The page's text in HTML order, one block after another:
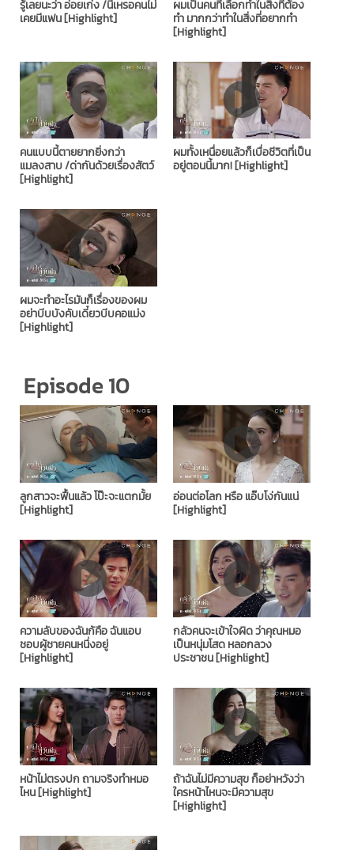
รู้เลยนะว่า อ่อยเก่ง /นี่เหรอคนไม่
เคยมีแฟน [Highlight]
ผมเป็นคนที่เลือกทำในสิ่งที่ต้อง
ทำ มากกว่าทำในสิ่งที่อยากทำ
[Highlight]
คนแบบนี้ตายยากยิ่งกว่า
แมลงสาบ /ด่ากันด้วยเรื่องสัตว์
[Highlight]
ผมทั้งเหนื่อยแล้วก็เบื่อชีวิตที่เป็น
อยู่ตอนนี้มาก! [Highlight]
ผมจะทำอะไรมันก็เรื่องของผม
อย่าบีบบังคับเดี๋ยวบีบคอแม่ง
[Highlight]
Episode 10
ลูกสาวจะฟื้นแล้ว โป๊ะจะแตกมั้ย
[Highlight]
อ่อนต่อโลก หรือ แอ๊บโง่กันแน่
[Highlight]
ความลับของฉันก้คือ ฉันแอบ
ชอบผู้ชายคนหนึ่งอยู่
[Highlight]
กลัวคนจะเข้าใจผิด ว่าคุณหมอ
เป็นหนุ่มโสด หลอกลวง
ประชาชน [Highlight]
หน้าไม่ตรงปก ถามจริงทำหมอ
ไหน [Highlight]
ถ้าฉันไม่มีความสุข ก็อย่าหวังว่า
ใครหน้าไหนจะมีความสุข
[Highlight]